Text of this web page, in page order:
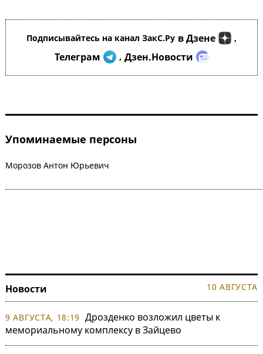
Подписывайтесь на канал ЗакС.Ру в Дзене ,
Телеграм , Дзен.Новости
Упоминаемые персоны
Морозов Антон Юрьевич
Новости 10 АВГУСТА
9 АВГУСТА, 18:19 Дрозденко возложил цветы к
мемориальному комплексу в Зайцево